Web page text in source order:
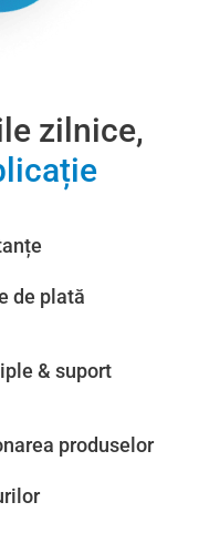
zilnice,
de plată
& suport
produselor